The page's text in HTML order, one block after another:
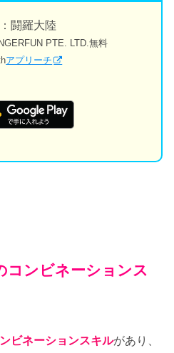
闘羅大陸
PTE. LTD.無料
アプリーチ
コンビネーションス
ビネーションスキルがあり、